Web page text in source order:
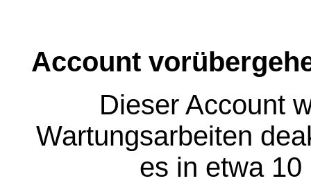
Account
Dieser Account
Wartungsarbeiten
es in etwa